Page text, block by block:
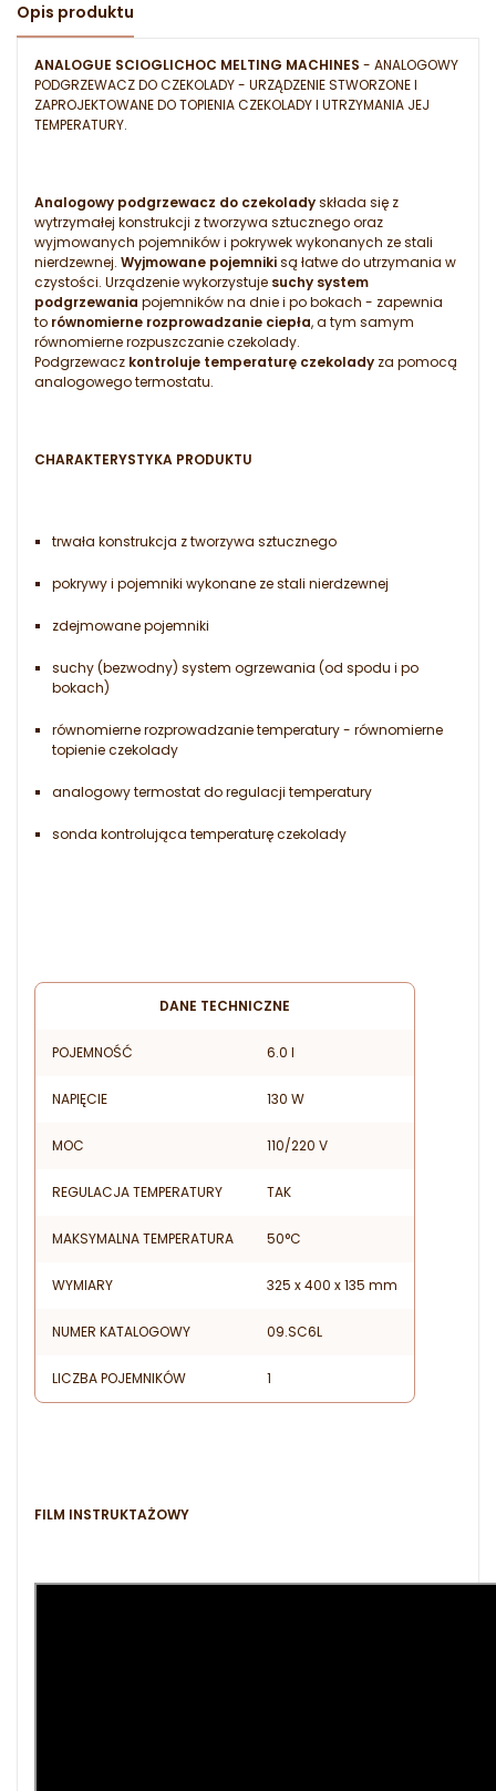
Opis produktu
ANALOGUE SCIOGLICHOC MELTING MACHINES - ANALOGOWY
PODGRZEWACZ DO CZEKOLADY - URZĄDZENIE STWORZONE I
ZAPROJEKTOWANE DO TOPIENIA CZEKOLADY I UTRZYMANIA JEJ
TEMPERATURY.
Analogowy podgrzewacz do czekoladyskłada się z
wytrzymałej konstrukcji z tworzywa sztucznego oraz
wyjmowanych pojemników i pokrywek wykonanych ze stali
nierdzewnej. Wyjmowane pojemnikisą łatwe do utrzymania w
czystości. Urządzenie wykorzystuje suchy system
podgrzewania pojemników na dnie i po bokach - zapewnia
to równomierne rozprowadzanie ciepła, a tym samym
równomierne rozpuszczanie czekolady.
Podgrzewacz kontroluje temperaturę czekolady za pomocą
analogowego termostatu.
CHARAKTERYSTYKA PRODUKTU
trwała konstrukcja z tworzywa sztucznego
pokrywy i pojemniki wykonane ze stali nierdzewnej
zdejmowane pojemniki
suchy (bezwodny) system ogrzewania (od spodu i po
bokach)
równomierne rozprowadzanie temperatury - równomierne
topienie czekolady
analogowy termostat do regulacji temperatury
sonda kontrolująca temperaturę czekolady
DANE TECHNICZNE
POJEMNOŚĆ 6.0 l
NAPIĘCIE 130 W
MOC 110/220 V
REGULACJA TEMPERATURY TAK
MAKSYMALNA TEMPERATURA 50°C
WYMIARY 325 x 400 x 135 mm
NUMER KATALOGOWY 09.SC6L
LICZBA POJEMNIKÓW 1
FILM INSTRUKTAŻOWY